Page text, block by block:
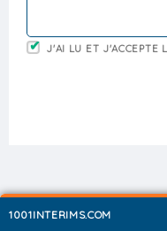
J'AI LU ET J'ACCEPTE
1001INTERIMS.COM